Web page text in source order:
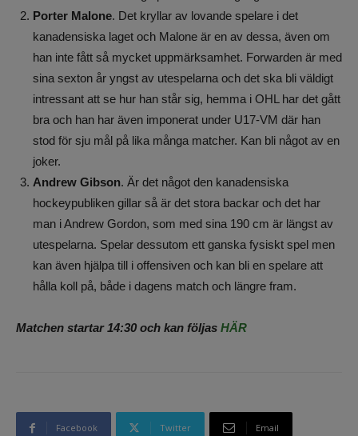
Porter Malone. Det kryllar av lovande spelare i det
kanadensiska laget och Malone är en av dessa, även om
han inte fått så mycket uppmärksamhet. Forwarden är med
sina sexton år yngst av utespelarna och det ska bli väldigt
intressant att se hur han står sig, hemma i OHL har det gått
bra och han har även imponerat under U17-VM där han
stod för sju mål på lika många matcher. Kan bli något av en
joker.
Andrew Gibson. Är det något den kanadensiska
hockeypubliken gillar så är det stora backar och det har
man i Andrew Gordon, som med sina 190 cm är längst av
utespelarna. Spelar dessutom ett ganska fysiskt spel men
kan även hjälpa till i offensiven och kan bli en spelare att
hålla koll på, både i dagens match och längre fram.
Matchen startar 14:30 och kan följas HÄR
Facebook Twitter Email